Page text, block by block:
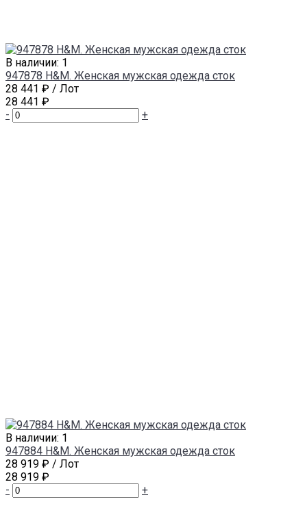
В наличии: 1
947878 H&M. Женская мужская одежда сток
28 441 ₽ / Лот
28 441 ₽
-
+
В наличии: 1
947884 H&M. Женская мужская одежда сток
28 919 ₽ / Лот
28 919 ₽
-
+